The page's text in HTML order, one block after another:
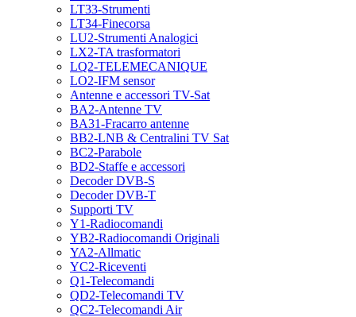
LT33-Strumenti
LT34-Finecorsa
LU2-Strumenti Analogici
LX2-TA trasformatori
LQ2-TELEMECANIQUE
LO2-IFM sensor
Antenne e accessori TV-Sat
BA2-Antenne TV
BA31-Fracarro antenne
BB2-LNB & Centralini TV Sat
BC2-Parabole
BD2-Staffe e accessori
Decoder DVB-S
Decoder DVB-T
Supporti TV
Y1-Radiocomandi
YB2-Radiocomandi Originali
YA2-Allmatic
YC2-Riceventi
Q1-Telecomandi
QD2-Telecomandi TV
QC2-Telecomandi Air